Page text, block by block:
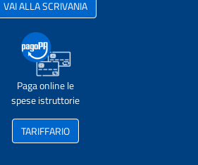
VAI ALLA SCRIVANIA
Paga online le
spese istruttorie
TARIFFARIO